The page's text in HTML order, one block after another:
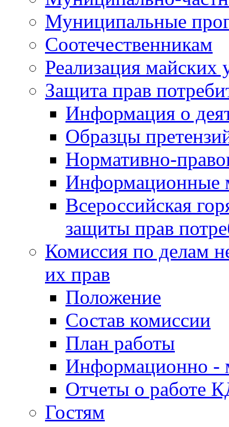
Муниципальные
Соотечественникам
Реализация майских
Защита прав
Информация о
Образцы
Нормативно-
Информационные
Всероссийская
защиты прав
Комиссия по делам
их прав
Положение
Состав комиссии
План работы
Информационно -
Отчеты о работе
Гостям